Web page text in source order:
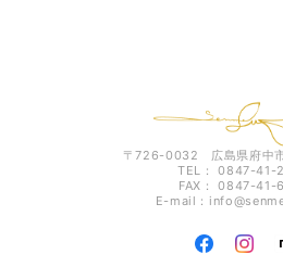
〒726-0032 広島県府中
TEL： 0847-41-
FAX： 0847-41-
E-mail：